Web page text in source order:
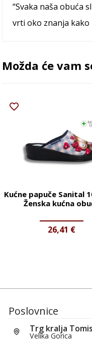
“Svaka naša obuća
vrti oko znanja kako
Možda će vam
Kućne papuče Sanital
Ženska kućna
26,41 €
Poslovnice
Trg kralja
Velika Gorica